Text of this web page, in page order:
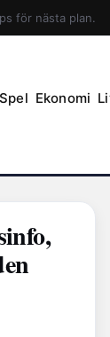
för nästa plan.
Spel Ekonomi